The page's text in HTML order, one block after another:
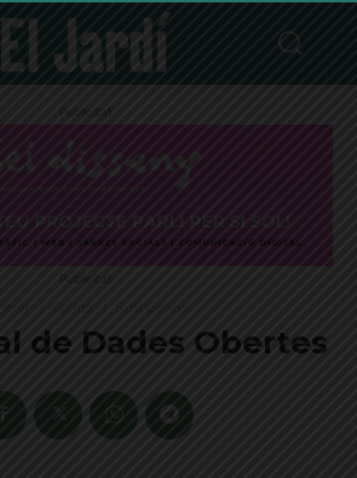
Publicitat
Publicitat
de Dades Obertes